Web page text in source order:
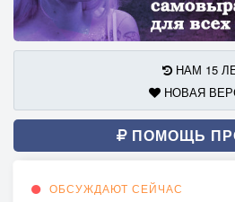
НАМ 15
НОВАЯ
ПОМОЩЬ
ОБСУЖДАЮТ СЕЙЧАС